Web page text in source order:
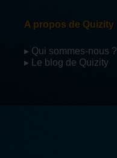
A propos de Quizity
▸ Qui sommes-nous ?
▸ Le blog de Quizity